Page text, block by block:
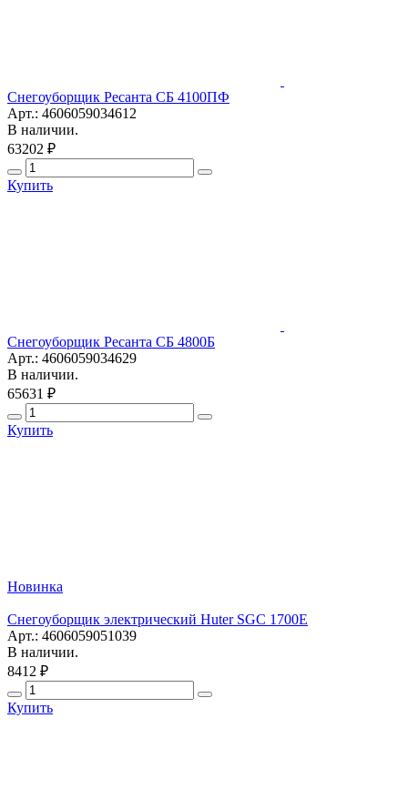
Снегоуборщик Ресанта СБ 4100ПФ
Арт.: 4606059034612
В наличии.
63202 ₽
Купить
Снегоуборщик Ресанта СБ 4800Б
Арт.: 4606059034629
В наличии.
65631 ₽
Купить
Новинка
Снегоуборщик электрический Huter SGC 1700E
Арт.: 4606059051039
В наличии.
8412 ₽
Купить